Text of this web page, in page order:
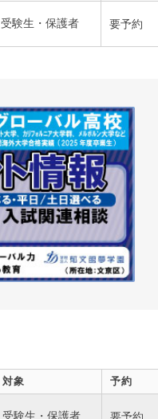
受験生・保護者 要予約
対象 予約
受験生・保護者